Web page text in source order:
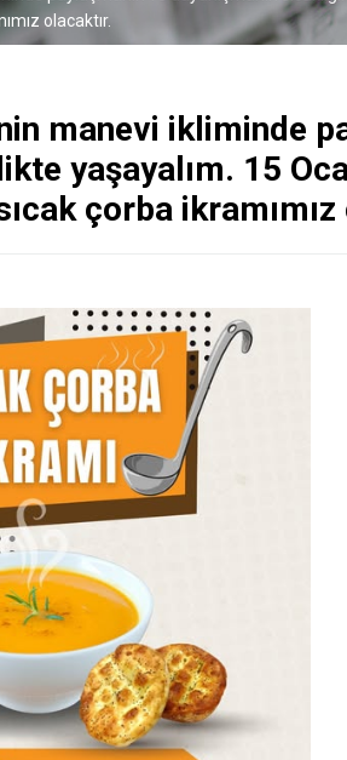
olacaktır.
manevi ikliminde
yaşayalım. 15
çorba ikramımız